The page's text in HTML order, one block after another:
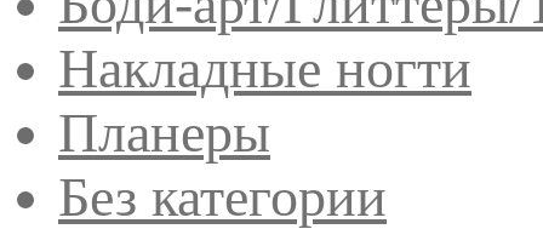
Накладные ногти
Планеры
Без категории